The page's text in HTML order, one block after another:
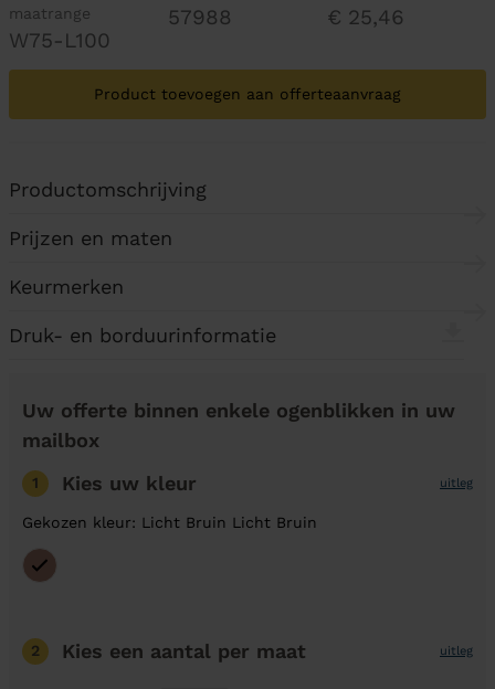
maatrange
W75-L100
57988 € 25,46
Product toevoegen aan offerteaanvraag
Productomschrijving
Prijzen en maten
Keurmerken
Druk- en borduurinformatie
Uw offerte binnen enkele ogenblikken in uw
mailbox
1 Kies uw kleur uitleg
Gekozen kleur: Licht Bruin Licht Bruin
2 Kies een aantal per maat uitleg